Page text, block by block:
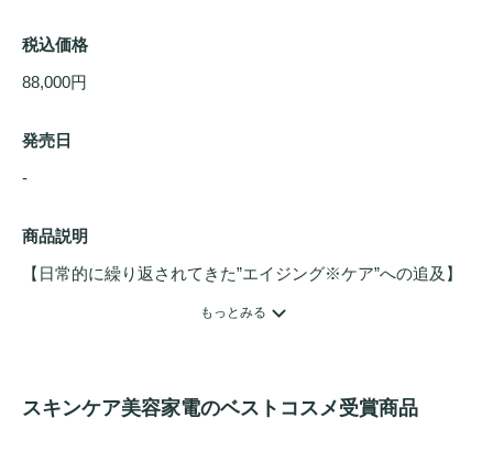
税込価格
88,000円
発売日
-
商品説明
【日常的に繰り返されてきた”エイジング※ケア”への追及】
ーン製マスクは、誰の顔も包むようにフィット。軽量かつ柔
もっとみる
スキンケア美容家電のベストコスメ受賞商品